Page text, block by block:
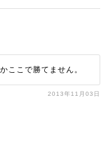
ここで勝てません。
2013年11月03日